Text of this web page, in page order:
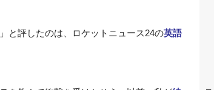
と評したのは、ロケットニュース24の英語